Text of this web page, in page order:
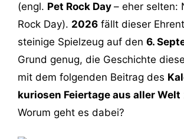
(engl. Pet Rock Day – eher selten:
Rock Day). 2026 fällt dieser
steinige Spielzeug auf den 6.
Grund genug, die Geschichte
mit dem folgenden Beitrag des
kuriosen Feiertage aus aller Welt
Worum geht es dabei?